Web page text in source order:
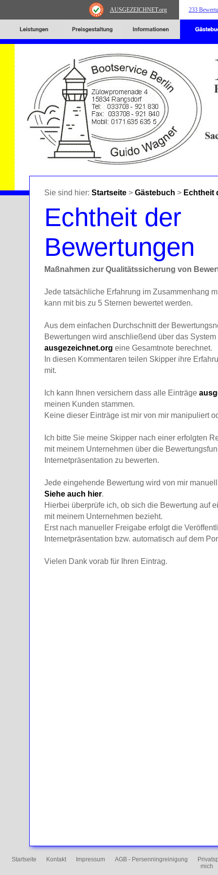
AUSGEZEICHNET.org 233
Sie sind hier: Startseite > Gästebuch > Echtheit
Echtheit der
Bewertungen
Maßnahmen zur Qualitätssicherung von
Jede tatsächliche Erfahrung im Zusammenhang
kann mit bis zu 5 Sternen bewertet werden.
Aus dem einfachen Durchschnitt der
Bewertungen wird anschließend über das
ausgezeichnet.org eine Gesamtnote berechnet.
In diesen Kommentaren teilen Skipper ihre
mit.
Ich kann Ihnen versichern dass alle Einträge
meinen Kunden stammen.
Keine dieser Einträge ist mir von mir manipuliert
Ich bitte Sie meine Skipper nach einer erfolgten
mit meinem Unternehmen über die
Internetpräsentation zu bewerten.
Jede eingehende Bewertung wird von mir
Siehe auch hier.
Hierbei überprüfe ich, ob sich die Bewertung auf
mit meinem Unternehmen bezieht.
Erst nach manueller Freigabe erfolgt die
Internetpräsentation bzw. automatisch auf dem
Vielen Dank vorab für Ihren Eintrag.
Startseite Kontakt Impressum AGB - Persenningreinigung
mich